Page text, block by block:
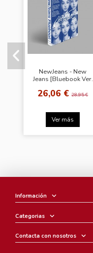
NewJeans - New
Jeans [Bluebook Ver.
26,06 €28,95 €
Ver más
Información
Categorias
Contacta con nosotros